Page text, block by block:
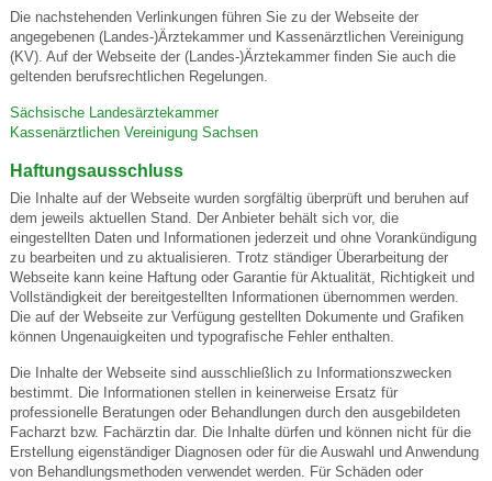
Die nachstehenden Verlinkungen führen Sie zu der Webseite der
angegebenen (Landes-)Ärztekammer und Kassenärztlichen Vereinigung
(KV). Auf der Webseite der (Landes-)Ärztekammer finden Sie auch die
geltenden berufsrechtlichen Regelungen.
Sächsische Landesärztekammer
Kassenärztlichen Vereinigung Sachsen
Haftungsausschluss
Die Inhalte auf der Webseite wurden sorgfältig überprüft und beruhen auf
dem jeweils aktuellen Stand. Der Anbieter behält sich vor, die
eingestellten Daten und Informationen jederzeit und ohne Vorankündigung
zu bearbeiten und zu aktualisieren. Trotz ständiger Überarbeitung der
Webseite kann keine Haftung oder Garantie für Aktualität, Richtigkeit und
Vollständigkeit der bereitgestellten Informationen übernommen werden.
Die auf der Webseite zur Verfügung gestellten Dokumente und Grafiken
können Ungenauigkeiten und typografische Fehler enthalten.
Die Inhalte der Webseite sind ausschließlich zu Informationszwecken
bestimmt. Die Informationen stellen in keinerweise Ersatz für
professionelle Beratungen oder Behandlungen durch den ausgebildeten
Facharzt bzw. Fachärztin dar. Die Inhalte dürfen und können nicht für die
Erstellung eigenständiger Diagnosen oder für die Auswahl und Anwendung
von Behandlungsmethoden verwendet werden. Für Schäden oder